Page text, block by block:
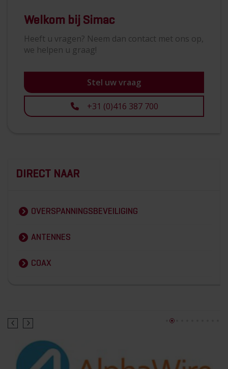
Welkom bij Simac
Heeft u vragen? Neem dan contact met ons op,
we helpen u graag!
Stel uw vraag
+31 (0)416 387 700
DIRECT NAAR
OVERSPANNINGSBEVEILIGING
ANTENNES
COAX